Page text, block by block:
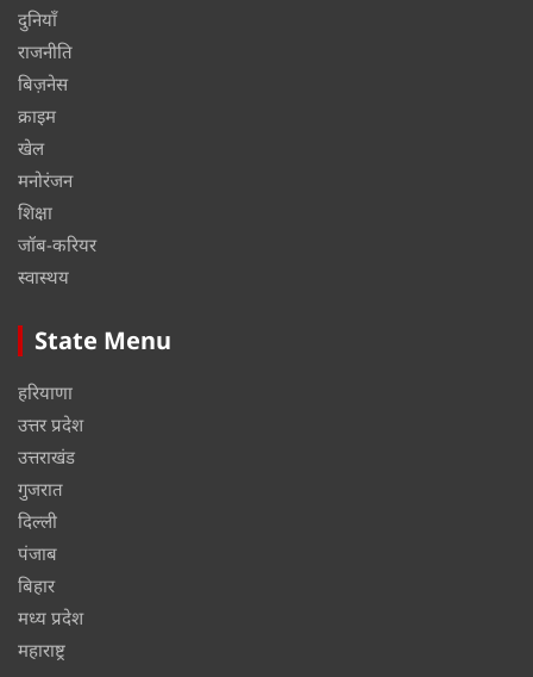
दुनियाँ
राजनीति
बिज़नेस
क्राइम
खेल
मनोरंजन
शिक्षा
जॉब-करियर
स्वास्थय
State Menu
हरियाणा
उत्तर प्रदेश
उत्तराखंड
गुजरात
दिल्ली
पंजाब
बिहार
मध्य प्रदेश
महाराष्ट्र